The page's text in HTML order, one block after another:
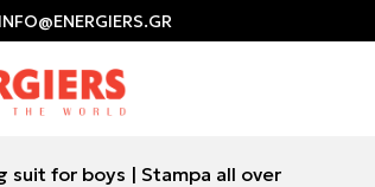
suit for boys | Stampa all over